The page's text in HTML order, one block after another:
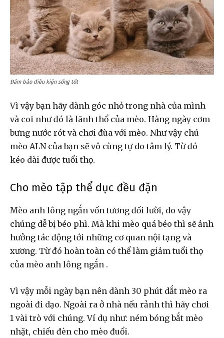
Đảm bảo điều kiện sống tốt
Vì vậy bạn hãy dành góc nhỏ trong nhà của mình
và coi như đó là lãnh thổ của mèo. Hàng ngày cơm
bưng nước rót và chơi đùa với mèo. Như vậy chú
mèo ALN của bạn sẽ vô cùng tự do tâm lý. Từ đó
kéo dài được tuổi thọ.
Cho mèo tập thể dục đều đặn
Mèo anh lông ngắn vốn tương đối lười, do vậy
chúng dễ bị béo phì. Mà khi mèo quá béo thì sẽ ảnh
hưởng tác động tới những cơ quan nội tạng và
xương. Từ đó hoàn toàn có thể làm giảm tuổi thọ
của mèo anh lông ngắn .
Vì vậy mỗi ngày bạn nên dành 30 phút dắt mèo ra
ngoài đi dạo. Ngoài ra ở nhà nếu rảnh thì hãy chơi
1 vài trò với chúng. Ví dụ như: ném bóng bắt mèo
nhặt, chiếu đèn cho mèo đuổi.